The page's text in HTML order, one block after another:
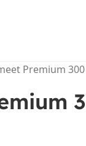
Premium